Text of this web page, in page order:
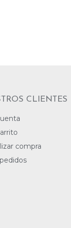
CLIENTES
compra